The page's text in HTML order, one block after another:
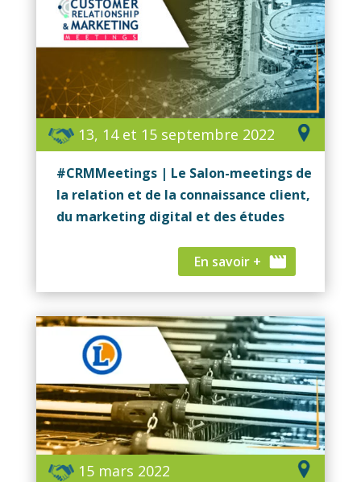
13, 14 et 15 septembre 2022
#CRMMeetings | Le Salon-meetings de
la relation et de la connaissance client,
du marketing digital et des études
En savoir +
15 mars 2022